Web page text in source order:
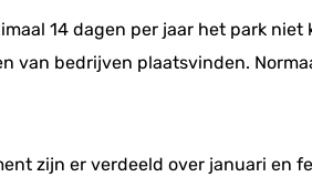
14 dagen per jaar het park
van bedrijven plaatsvinden.
zijn er verdeeld over januari en